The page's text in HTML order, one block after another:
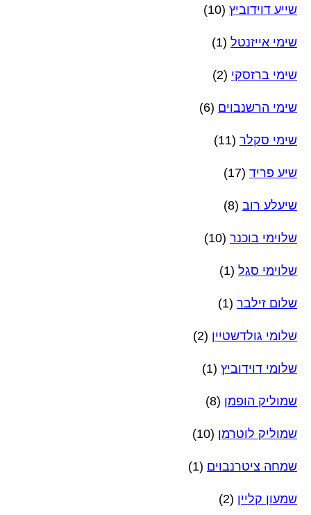
שייע דוידוביץ (10)
שימי אייזנטל (1)
שימי ברזסקי (2)
שימי הרשנבוים (6)
שימי סקלר (11)
שיע פריד (17)
שיעלע רוב (8)
שלוימי בוכנר (10)
שלוימי סגל (1)
שלום זילבר (1)
שלומי גולדשטיין (2)
שלומי דוידוביץ (1)
שמוליק הופמן (8)
שמוליק לוטרמן (10)
שמחה ציטרנבוים (1)
שמעון קליין (2)